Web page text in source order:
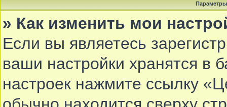
Параметры
» Как изменить мои
Если вы являетесь
ваши настройки хранятся в
настроек нажмите ссылку